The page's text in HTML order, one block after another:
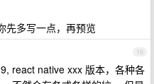
先多写一点，再预览
16
react native xxx 版本，各种各